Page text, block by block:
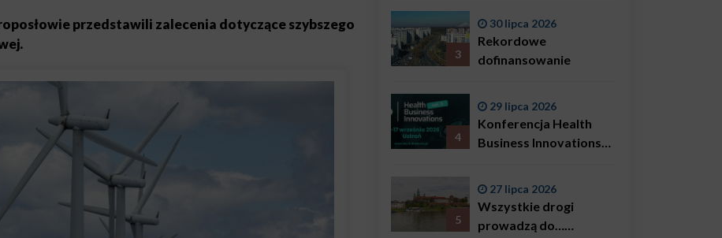
przedstawili zalecenia dotyczące szybszego
Bączkowski, mówi
wprost: problemem są
3
30 lipca 2026
Rekordowe
dofinansowanie
4
29 lipca 2026
Konferencja Health
Business Innovations
5
27 lipca 2026
Wszystkie drogi
prowadzą do…